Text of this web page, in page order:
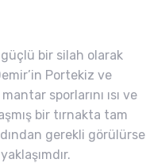
bir silah olarak
Portekiz ve
sporlarını ısı ve
bir tırnakta tam
gerekli görülürse